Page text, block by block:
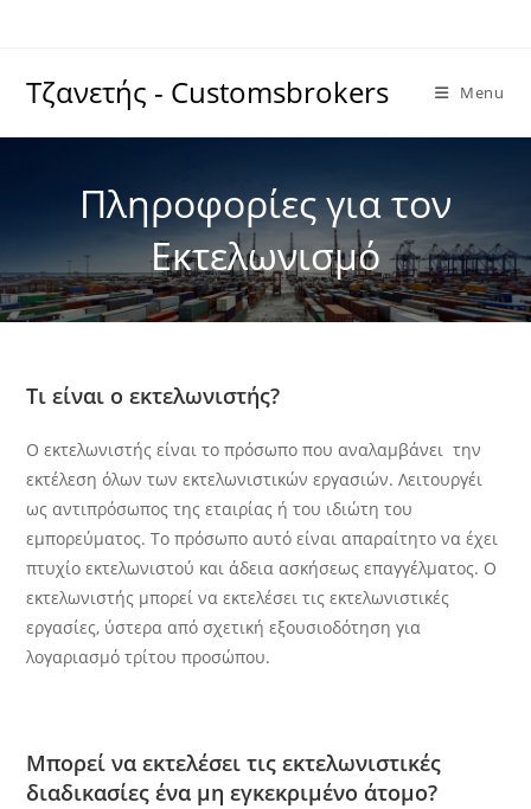
Τζανετής - Customsbrokers Menu
Πληροφορίες για τον
Εκτελωνισμό
Τι είναι ο εκτελωνιστής?
Ο εκτελωνιστής είναι το πρόσωπο που αναλαμβάνει την
εκτέλεση όλων των εκτελωνιστικών εργασιών. Λειτουργέι
ως αντιπρόσωπος της εταιρίας ή του ιδιώτη του
εμπορεύματος. Το πρόσωπο αυτό είναι απαραίτητο να έχει
πτυχίο εκτελωνιστού και άδεια ασκήσεως επαγγέλματος. Ο
εκτελωνιστής μπορεί να εκτελέσει τις εκτελωνιστικές
εργασίες, ύστερα από σχετική εξουσιοδότηση για
λογαριασμό τρίτου προσώπου.
Μπορεί να εκτελέσει τις εκτελωνιστικές
διαδικασίες ένα μη εγκεκριμένο άτομο?